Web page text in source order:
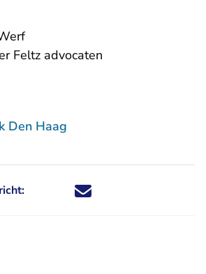
Feltz advocaten
Den Haag
Deel dit nieuwsbericht via X -
Deel dit nieuwsbericht via
Deel dit nieuwsbericht
Deel dit